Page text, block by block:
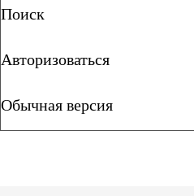
Поиск
Авторизоваться
Обычная версия